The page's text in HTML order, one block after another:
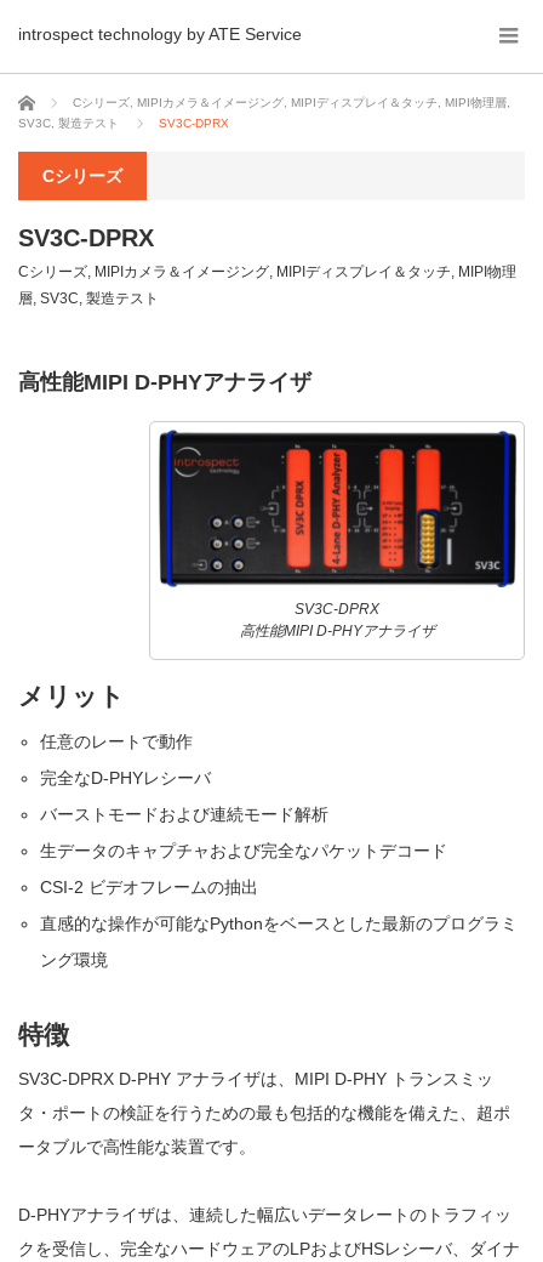
introspect technology by ATE Service
ホーム Cシリーズ MIPIカメラ＆イメージング MIPIディスプレイ＆タッチ MIPI物理層
SV3C 製造テスト SV3C-DPRX
Cシリーズ
SV3C-DPRX
Cシリーズ, MIPIカメラ＆イメージング, MIPIディスプレイ＆タッチ, MIPI物理
層, SV3C, 製造テスト
高性能MIPI D-PHYアナライザ
SV3C-DPRX
高性能MIPI D-PHYアナライザ
メリット
任意のレートで動作
完全なD-PHYレシーバ
バーストモードおよび連続モード解析
生データのキャプチャおよび完全なパケットデコード
CSI-2 ビデオフレームの抽出
直感的な操作が可能なPythonをベースとした最新のプログラミ
ング環境
特徴
SV3C-DPRX D-PHY アナライザは、MIPI D-PHY トランスミッ
タ・ポートの検証を行うための最も包括的な機能を備えた、超ポ
ータブルで高性能な装置です。
D-PHYアナライザは、連続した幅広いデータレートのトラフィッ
クを受信し、完全なハードウェアのLPおよびHSレシーバ、ダイナ